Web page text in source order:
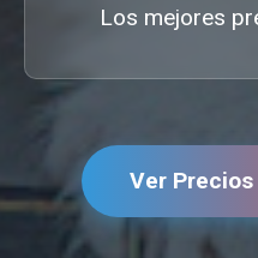
Los mejores
Ver